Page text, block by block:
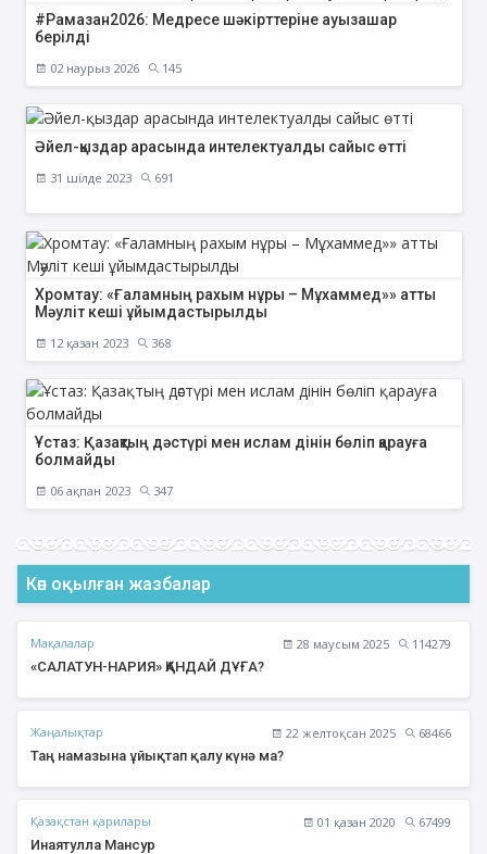
#Рамазан2026: Медресе шәкірттеріне ауызашар
берілді
02 наурыз 2026 145
Әйел-қыздар арасында интелектуалды сайыс өтті
31 шілде 2023 691
Хромтау: «Ғаламның рахым нұры – Мұхаммед»» атты
Мәуліт кеші ұйымдастырылды
12 қазан 2023 368
Ұстаз: Қазақтың дәстүрі мен ислам дінін бөліп қарауға
болмайды
06 ақпан 2023 347
Көп оқылған жазбалар
Мақалалар 28 маусым 2025
114279
«САЛАТУН-НАРИЯ» ҚАНДАЙ ДҰҒА?
Жаңалықтар 22 желтоқсан 2025
68466
Таң намазына ұйықтап қалу күнә ма?
Қазақстан қарилары 01 қазан 2020
67499
Инаятулла Мансур